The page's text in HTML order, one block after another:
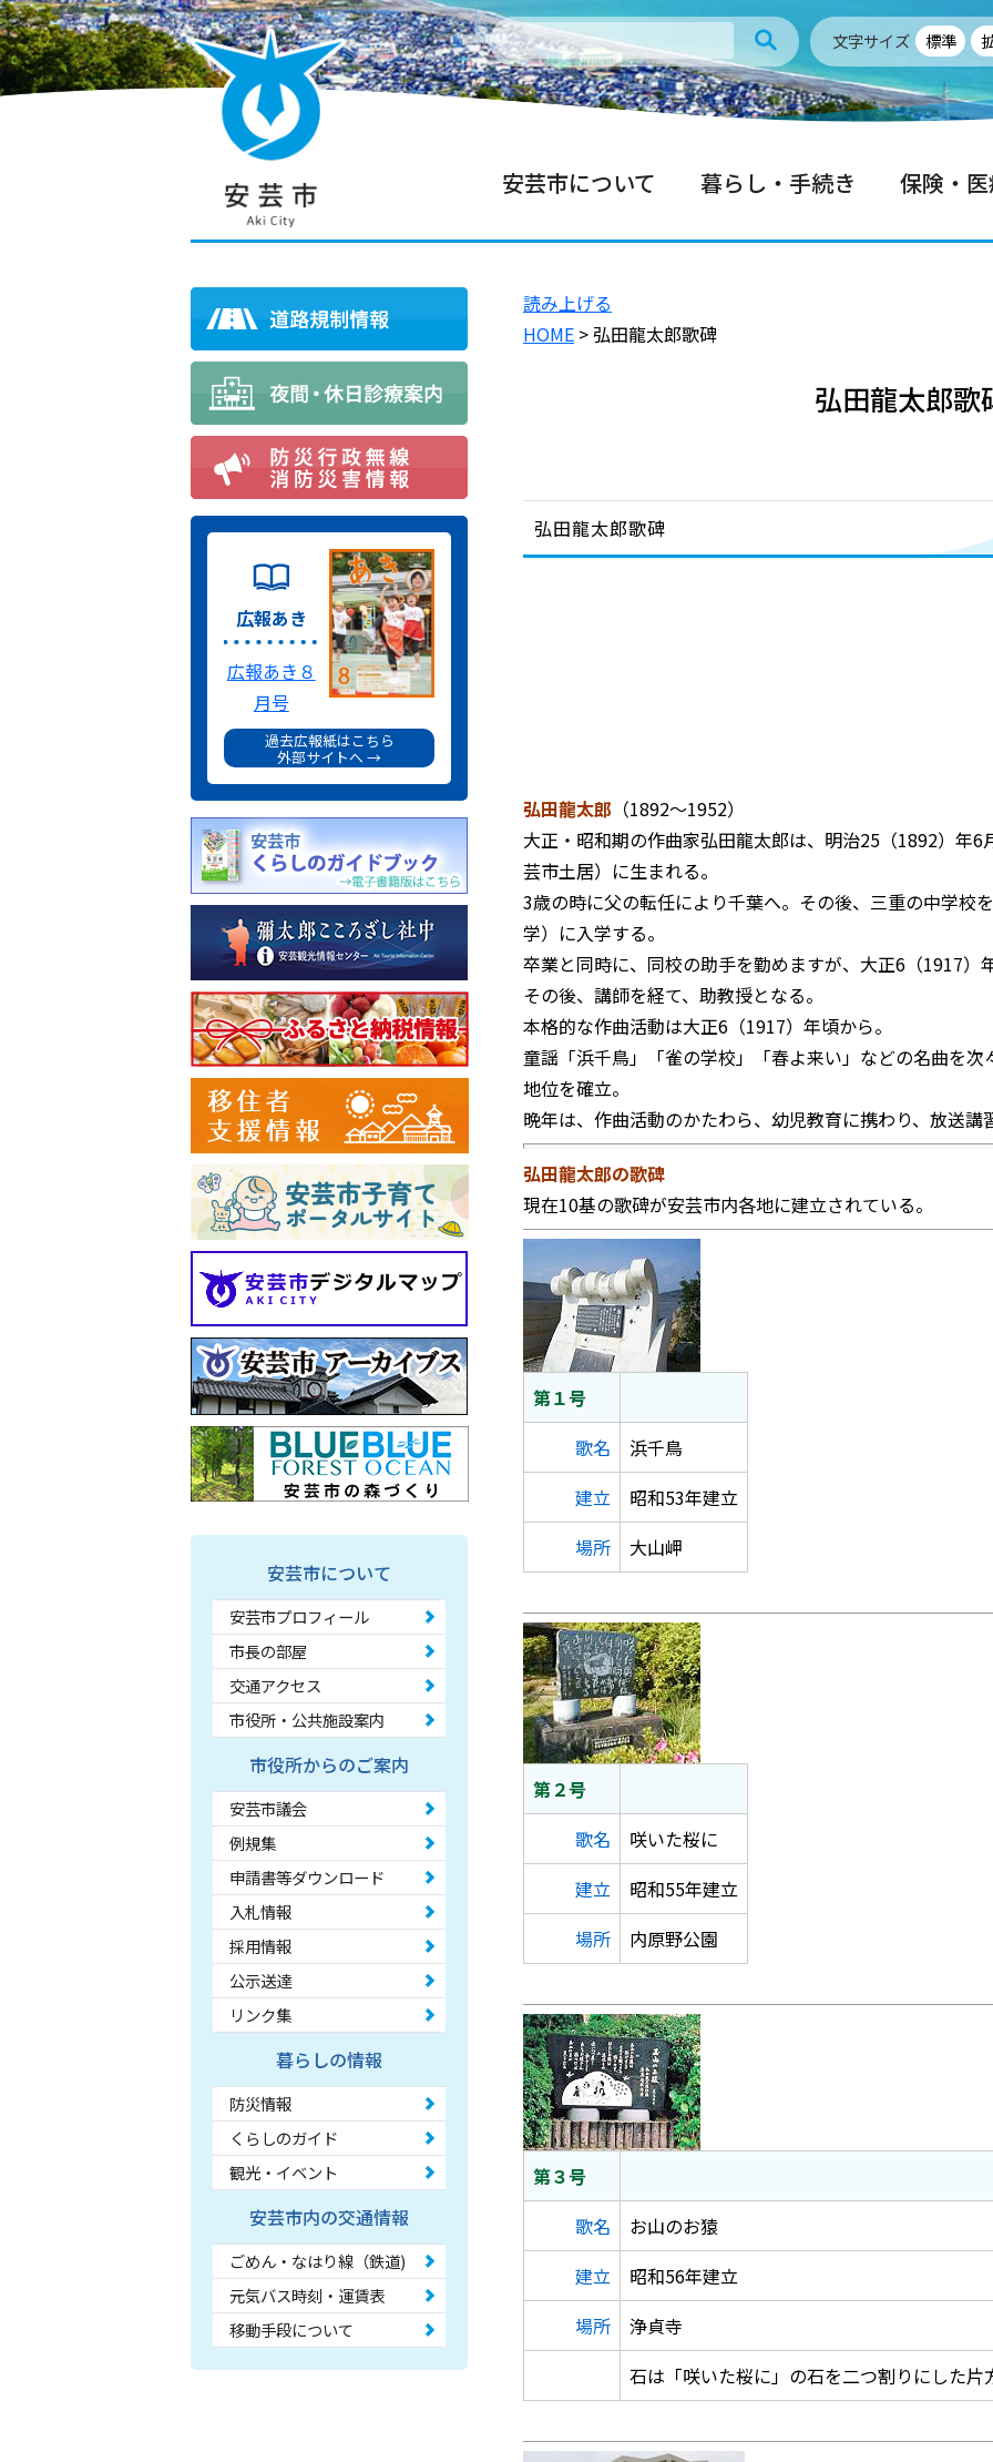
文字サイズ 標準
安芸市について 暮らし・手続き 保険・
読み上げる
HOME > 弘田龍太郎歌碑
弘田龍太郎歌
弘田龍太郎歌碑
弘田龍太郎 （1892～1952）
大正・昭和期の作曲家弘田龍太郎は、明治25（1892）年
芸市土居）に生まれる。
3歳の時に父の転任により千葉へ。その後、三重の中学校
学）に入学する。
卒業と同時に、同校の助手を勤めますが、大正6（1917）
その後、講師を経て、助教授となる。
本格的な作曲活動は大正6（1917）年頃から。
童謡「浜千鳥」「雀の学校」「春よ来い」などの名曲を
地位を確立。
晩年は、作曲活動のかたわら、幼児教育に携わり、放送
弘田龍太郎の歌碑
現在10基の歌碑が安芸市内各地に建立されている。
第１号
歌名
浜千鳥
建立
昭和53年建立
場所
大山岬
第２号
歌名
咲いた桜に
建立
昭和55年建立
場所
内原野公園
第３号
歌名
お山のお猿
建立
昭和56年建立
場所
浄貞寺
石は「咲いた桜に」の石を二つ割りにした片
広報あき
広報あき８
月号
過去広報紙はこちら
外部サイトへ →
安芸市について
安芸市プロフィール
市長の部屋
交通アクセス
市役所・公共施設案内
市役所からのご案内
安芸市議会
例規集
申請書等ダウンロード
入札情報
採用情報
公示送達
リンク集
暮らしの情報
防災情報
くらしのガイド
観光・イベント
安芸市内の交通情報
ごめん・なはり線（鉄道)
元気バス時刻・運賃表
移動手段について